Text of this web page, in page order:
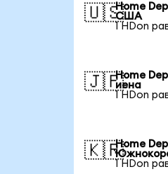
🇺🇸Home
США
1 HDon
🇯🇵Home
иена
1 HDon
🇰🇷Home
1 HDon